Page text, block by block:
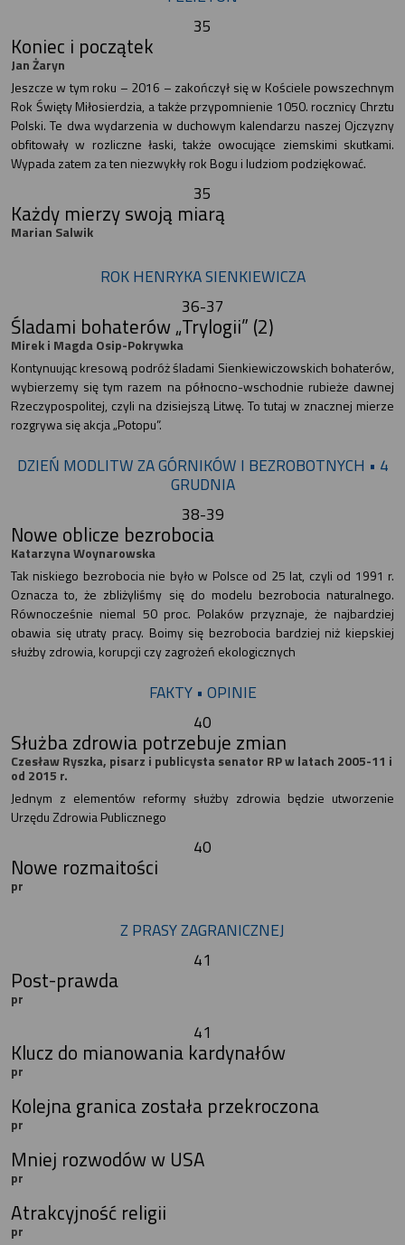
35
Koniec i początek
Jan Żaryn
Jeszcze w tym roku – 2016 – zakończył się w Kościele powszechnym
Rok Święty Miłosierdzia, a także przypomnienie 1050. rocznicy Chrztu
Polski. Te dwa wydarzenia w duchowym kalendarzu naszej Ojczyzny
obfitowały w rozliczne łaski, także owocujące ziemskimi skutkami.
Wypada zatem za ten niezwykły rok Bogu i ludziom podziękować.
35
Każdy mierzy swoją miarą
Marian Salwik
ROK HENRYKA SIENKIEWICZA
36-37
Śladami bohaterów „Trylogii” (2)
Mirek i Magda Osip-Pokrywka
Kontynuując kresową podróż śladami Sienkiewiczowskich bohaterów,
wybierzemy się tym razem na północno-wschodnie rubieże dawnej
Rzeczypospolitej, czyli na dzisiejszą Litwę. To tutaj w znacznej mierze
rozgrywa się akcja „Potopu”.
DZIEŃ MODLITW ZA GÓRNIKÓW I BEZROBOTNYCH • 4
GRUDNIA
38-39
Nowe oblicze bezrobocia
Katarzyna Woynarowska
Tak niskiego bezrobocia nie było w Polsce od 25 lat, czyli od 1991 r.
Oznacza to, że zbliżyliśmy się do modelu bezrobocia naturalnego.
Równocześnie niemal 50 proc. Polaków przyznaje, że najbardziej
obawia się utraty pracy. Boimy się bezrobocia bardziej niż kiepskiej
służby zdrowia, korupcji czy zagrożeń ekologicznych
FAKTY • OPINIE
40
Służba zdrowia potrzebuje zmian
Czesław Ryszka, pisarz i publicysta senator RP w latach 2005-11 i
od 2015 r.
Jednym z elementów reformy służby zdrowia będzie utworzenie
Urzędu Zdrowia Publicznego
40
Nowe rozmaitości
pr
Z PRASY ZAGRANICZNEJ
41
Post-prawda
pr
41
Klucz do mianowania kardynałów
pr
Kolejna granica została przekroczona
pr
Mniej rozwodów w USA
pr
Atrakcyjność religii
pr